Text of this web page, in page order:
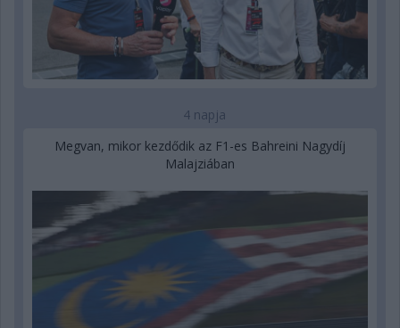
4 napja
Megvan, mikor kezdődik az F1-es Bahreini Nagydíj
Malajziában